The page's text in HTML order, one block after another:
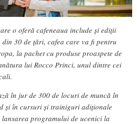
o oferă cafeneaua include și ediții
30 de țări, cafea care va fi pentru
la pachet cu produse proaspete de
lui Rocco Princi, unul dintre cei
în jur de 300 de locuri de muncă în
și în cursuri și trainiguri adiționale
programului de ucenici la